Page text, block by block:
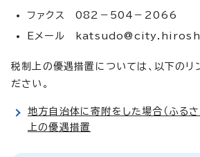
ファクス 082－504－2066
Eメール
税制上の優遇措置については、以下のリ
ださい。
地方自治体に寄附をした場合（ふるさ
上の優遇措置